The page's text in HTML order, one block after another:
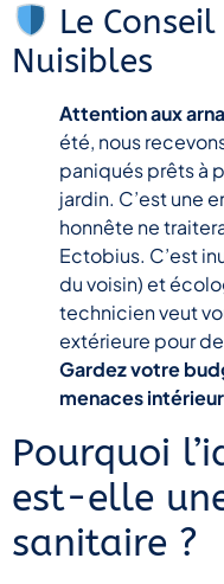
Le
Nuisibles
Attention aux
été, nous
paniqués prêts à
jardin. C’est une
honnête ne
Ectobius. C’est
du voisin) et
technicien veut
extérieure pour
Gardez votre
menaces
Pourquoi
est-elle
sanitaire ?